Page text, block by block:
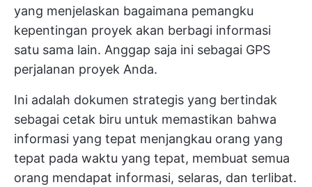
yang menjelaskan bagaimana pemangku
kepentingan proyek akan berbagi informasi
satu sama lain. Anggap saja ini sebagai GPS
perjalanan proyek Anda.
Ini adalah dokumen strategis yang bertindak
sebagai cetak biru untuk memastikan bahwa
informasi yang tepat menjangkau orang yang
tepat pada waktu yang tepat, membuat semua
orang mendapat informasi, selaras, dan terlibat.